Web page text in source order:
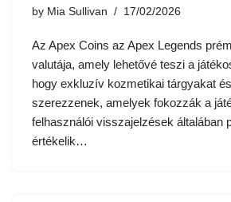
by Mia Sullivan 17/02/2026
Az Apex Coins az Apex Legends
valutája, amely lehetővé teszi a
hogy exkluzív kozmetikai tárgyakat
szerezzenek, amelyek fokozzák a
felhasználói visszajelzések általában
értékelik…